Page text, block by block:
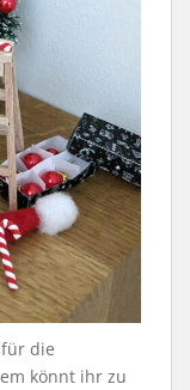
für die
könnt ihr zu